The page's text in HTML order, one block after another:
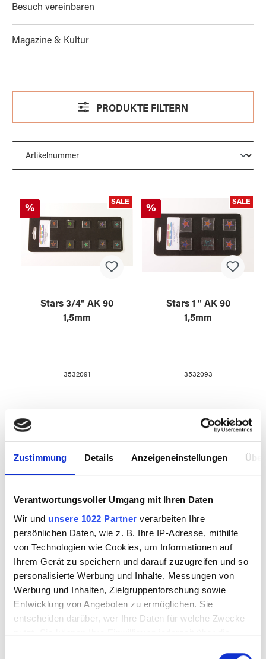
Zustimmung Details Anzeigeneinstellungen
Verantwortungsvoller Umgang mit Ihren Daten
Wir und unsere 1022 Partner verarbeiten Ihre
persönlichen Daten, wie z. B. Ihre IP-Adresse, mithilfe
von Technologien wie Cookies, um Informationen auf
Ihrem Gerät zu speichern und darauf zuzugreifen und so
personalisierte Werbung und Inhalte, Messungen von
Werbung und Inhalten, Zielgruppenforschung sowie
Entwicklung von Angeboten zu ermöglichen. Sie
entscheiden darüber, wer Ihre Daten für welche Zwecke
nutzt. Sie können Ihre Einwilligung jederzeit über die
Besuch vereinbaren
Magazine & Kultur
PRODUKTE FILTERN
SALE
%
Stars 3/4" AK 90
1,5mm
3532091
SALE
%
Stars 1 " AK 90
1,5mm
3532093
CBS Dichroic
B0100-50 schwarz
Mustersatz
einfarbig AK90
CBS Dichroic
B0100-50 schwarz
Mustersatz Pattern